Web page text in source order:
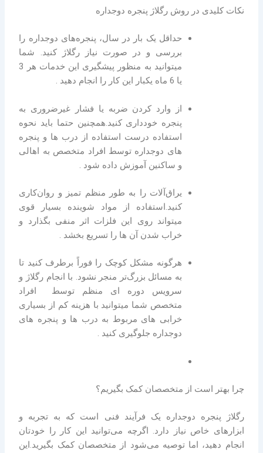
نکات کلیدی در روش رگلاژ پنجره دوجداره
حداقل یک بار در سال، پنجره‌های دوجداره را
بررسی و در صورت نیاز رگلاژ کنید. شما
میتوانید به منظور پیشگیری این خدمات هر 3
یا 6 ماه یکبار این کار را انجام دهید .
از وارد کردن ضربه یا فشار غیرضروری به
پنجره خودداری کنید.همچنین حتما باید نحوه
استفاده درست استفاده از درب ها و پنجره
های دوجداره توسط افراد متخصص به اهالی
و ساکنین آموزش داده شود .
یراق‌آلات را به طور منظم تمیز و روان‌کاری
کنید.استفاده از مواد شوینده بسیار قوی
میتواند روی این فلزات اثر منفی بگذارد و
خراب شدن آن ها را تسریع بخشد .
هرگونه مشکل کوچک را فوراً برطرف کنید تا
به مسائل بزرگ‌تر منجر نشود. با انجام رگلاژ و
سرویس دوره ای منظم توسط افراد
متخصص شما میتوانید با هزینه کم از بسیاری
خرابی های مربوط به درب ها و پنجره های
دوجداره جلوگیری کنید .
چرا بهتر است از متخصصان کمک بگیریم؟
رگلاژ پنجره دوجداره یک فرآیند فنی است که به تجربه و
ابزارهای خاص نیاز دارد. اگرچه می‌توانید این کار را خودتان
انجام دهید، اما توصیه می‌شود از متخصصان کمک بگیرید.این